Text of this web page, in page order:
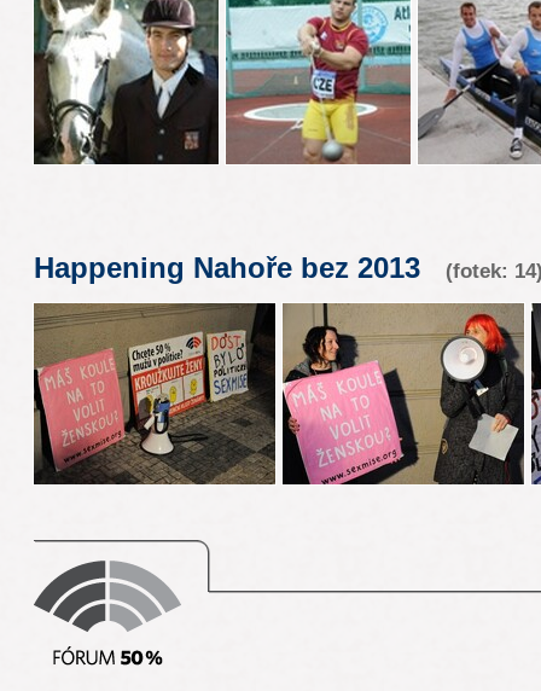
Happening Nahoře bez 2013 (fotek: